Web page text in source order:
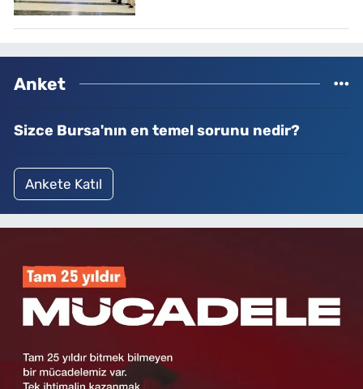
Anket
Sizce Bursa'nın en temel sorunu nedir?
Ankete Katıl